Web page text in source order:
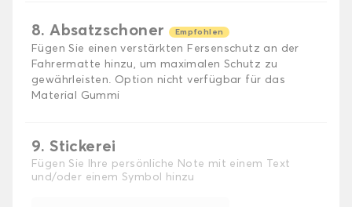
8. Absatzschoner Empfohlen
Fügen Sie einen verstärkten Fersenschutz an der
Fahrermatte hinzu, um maximalen Schutz zu
gewährleisten. Option nicht verfügbar für das
Material Gummi
9. Stickerei
Fügen Sie Ihre persönliche Note mit einem Text
und/oder einem Symbol hinzu